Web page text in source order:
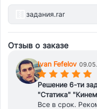
программах и сдавать в
всё чётко и понятно
был максимально
МАКСИМАЛЬНО
задания.rar
Отзыв о заказе
Ivan Fefelov
(*)(*)(*)(*)(*)
Решение 6-ти
"Статика"
Все в срок.